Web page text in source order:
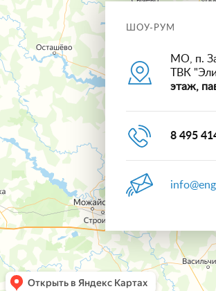
ШОУ-РУМ
МО, п.
ТВК
этаж,
8 495